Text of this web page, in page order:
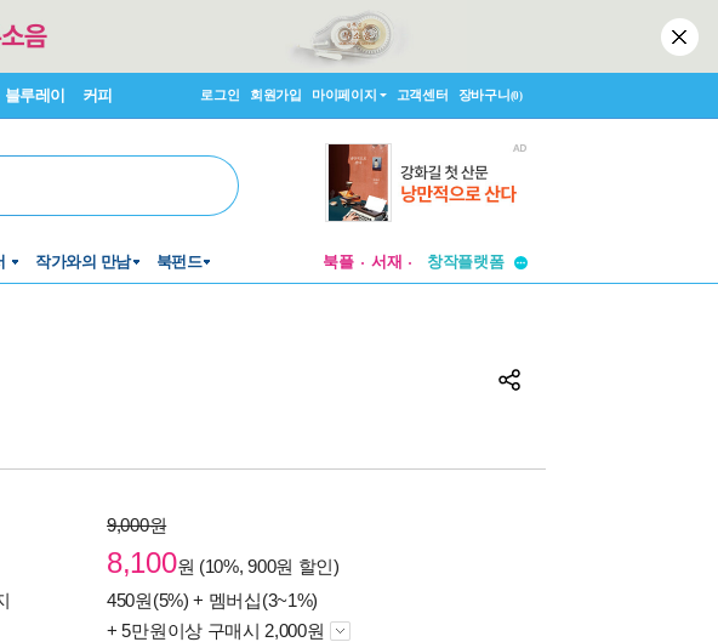
블루레이 커피 로그인 회원가입 마이페이지 고객센터 장바구니(0)
작가와의 만남 북펀드 북플 서재
창작플랫폼
9,000원
8,100원 (10%, 900원 할인)
450원(5%) + 멤버십(3~1%)
+ 5만원이상 구매시 2,000원